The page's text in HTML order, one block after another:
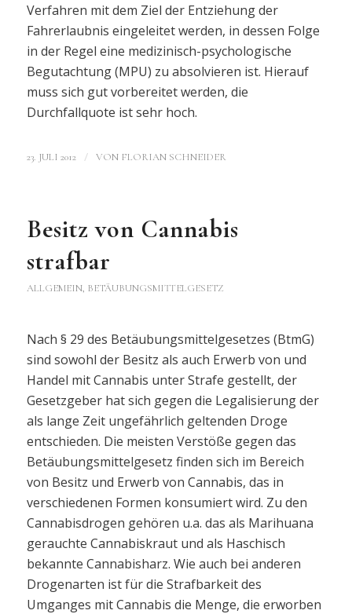
Verfahren mit dem Ziel der Entziehung der
Fahrerlaubnis eingeleitet werden, in dessen Folge
in der Regel eine medizinisch-psychologische
Begutachtung (MPU) zu absolvieren ist. Hierauf
muss sich gut vorbereitet werden, die
Durchfallquote ist sehr hoch.
23. JULI 2012 / VON FLORIAN SCHNEIDER
Besitz von Cannabis
strafbar
ALLGEMEIN, BETÄUBUNGSMITTELGESETZ
Nach § 29 des Betäubungsmittelgesetzes (BtmG)
sind sowohl der Besitz als auch Erwerb von und
Handel mit Cannabis unter Strafe gestellt, der
Gesetzgeber hat sich gegen die Legalisierung der
als lange Zeit ungefährlich geltenden Droge
entschieden. Die meisten Verstöße gegen das
Betäubungsmittelgesetz finden sich im Bereich
von Besitz und Erwerb von Cannabis, das in
verschiedenen Formen konsumiert wird. Zu den
Cannabisdrogen gehören u.a. das als Marihuana
gerauchte Cannabiskraut und als Haschisch
bekannte Cannabisharz. Wie auch bei anderen
Drogenarten ist für die Strafbarkeit des
Umganges mit Cannabis die Menge, die erworben